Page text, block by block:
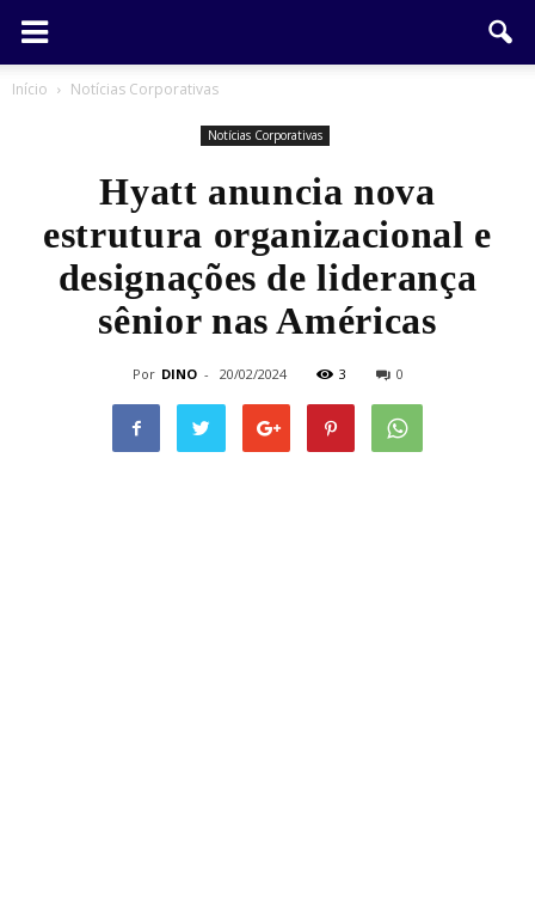
Início Notícias Corporativas
Notícias Corporativas
Hyatt anuncia nova
estrutura organizacional e
designações de liderança
sênior nas Américas
Por DINO - 20/02/2024 3 0